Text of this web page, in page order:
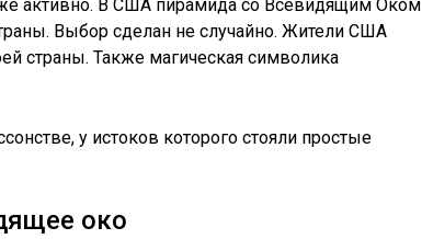
активно. В США пирамида со Всевидящим Оком
Выбор сделан не случайно. Жители США
страны. Также магическая символика
у истоков которого стояли простые
око